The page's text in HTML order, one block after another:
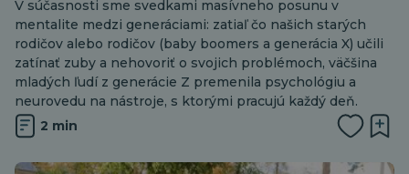
V súčasnosti sme svedkami masívneho posunu v
mentalite medzi generáciami: zatiaľ čo našich starých
rodičov alebo rodičov (baby boomers a generácia X) učili
zatínať zuby a nehovoriť o svojich problémoch, väčšina
mladých ľudí z generácie Z premenila psychológiu a
neurovedu na nástroje, s ktorými pracujú každý deň.
2 min